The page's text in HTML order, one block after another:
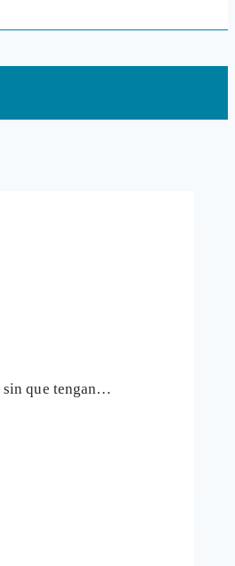
sin que tengan…